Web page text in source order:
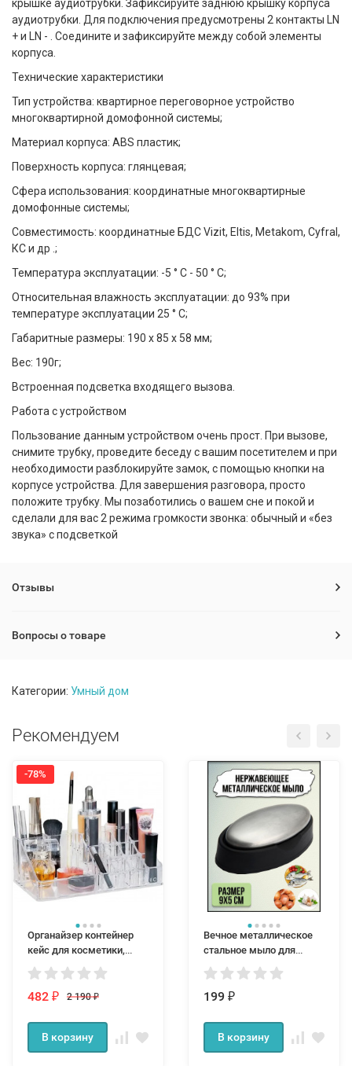
крышке аудиотрубки. Зафиксируйте заднюю крышку корпуса
аудиотрубки. Для подключения предусмотрены 2 контакты LN
+ и LN - . Соедините и зафиксируйте между собой элементы
корпуса.
Технические характеристики
Тип устройства: квартирное переговорное устройство
многоквартирной домофонной системы;
Материал корпуса: ABS пластик;
Поверхность корпуса: глянцевая;
Сфера использования: координатные многоквартирные
домофонные системы;
Совместимость: координатные БДС Vizit, Eltis, Metakom, Cyfral,
КС и др .;
Температура эксплуатации: -5 ° C - 50 ° C;
Относительная влажность эксплуатации: до 93% при
температуре эксплуатации 25 ° C;
Габаритные размеры: 190 х 85 х 58 мм;
Вес: 190г;
Встроенная подсветка входящего вызова.
Работа с устройством
Пользование данным устройством очень прост. При вызове,
снимите трубку, проведите беседу с вашим посетителем и при
необходимости разблокируйте замок, с помощью кнопки на
корпусе устройства. Для завершения разговора, просто
положите трубку. Мы позаботились о вашем сне и покой и
сделали для вас 2 режима громкости звонка: обычный и «без
звука» с подсветкой
Отзывы
Вопросы о товаре
Категории: Умный дом
Рекомендуем
-78%
Органайзер контейнер
кейс для косметики,
мелочей и аксессуаров
482 ₽ 2 190₽
В корзину
Вечное металлическое
стальное мыло для
устранения запахов из
нержавеющей стали
199 ₽
В корзину